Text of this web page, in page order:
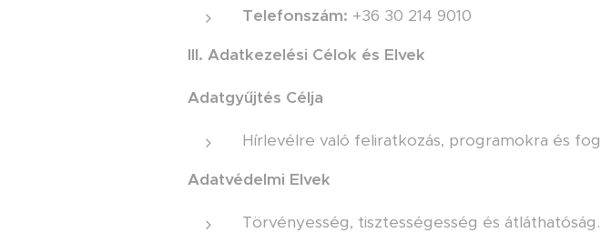
Telefonszám: +36 30 214 9010
III. Adatkezelési Célok és Elvek
Adatgyűjtés Célja
Hírlevélre való feliratkozás, programokra és
Adatvédelmi Elvek
Törvényesség, tisztességesség és átláthatóság.